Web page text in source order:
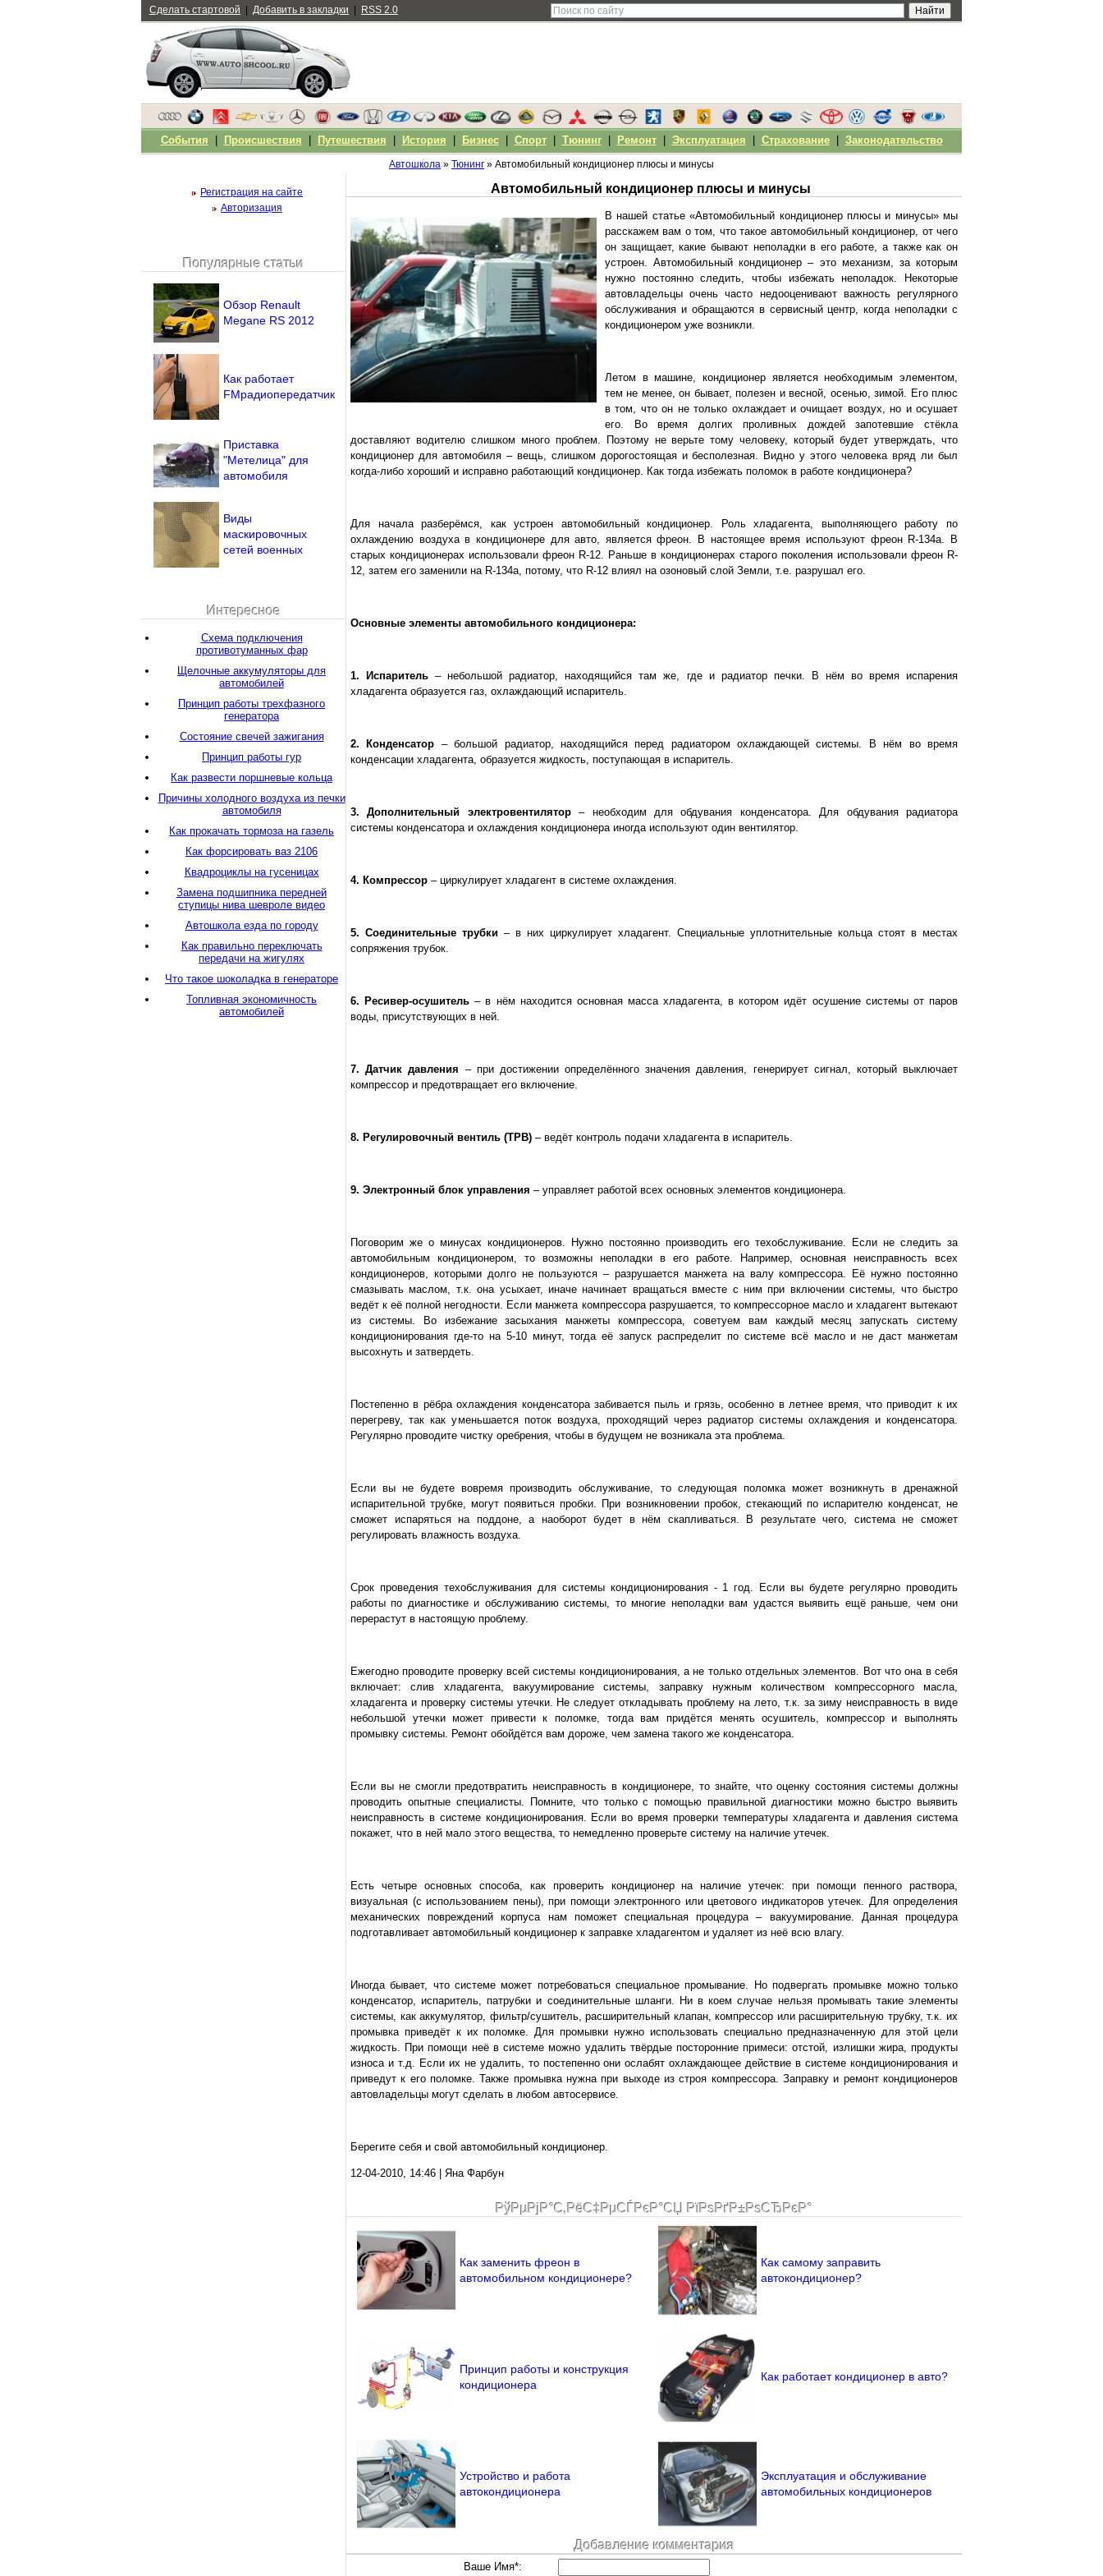
Автошкола » Тюнинг » Автомобильный кондиционер плюсы и минусы
Автомобильный кондиционер плюсы и минусы
В нашей статье «Автомобильный кондиционер плюсы и минусы» мы
расскажем вам о том, что такое автомобильный кондиционер, от чего
он защищает, какие бывают неполадки в его работе, а также как он
устроен. Автомобильный кондиционер – это механизм, за которым
нужно постоянно следить, чтобы избежать неполадок. Некоторые
автовладельцы очень часто недооценивают важность регулярного
обслуживания и обращаются в сервисный центр, когда неполадки с
кондиционером уже возникли.
Летом в машине, кондиционер является необходимым элементом,
тем не менее, он бывает, полезен и весной, осенью, зимой. Его плюс
в том, что он не только охлаждает и очищает воздух, но и осушает
его. Во время долгих проливных дождей запотевшие стёкла
доставляют водителю слишком много проблем. Поэтому не верьте тому человеку, который будет утверждать, что
кондиционер для автомобиля – вещь, слишком дорогостоящая и бесполезная. Видно у этого человека вряд ли был
когда-либо хороший и исправно работающий кондиционер. Как тогда избежать поломок в работе кондиционера?
Для начала разберёмся, как устроен автомобильный кондиционер. Роль хладагента, выполняющего работу по
охлаждению воздуха в кондиционере для авто, является фреон. В настоящее время используют фреон R-134a. В
старых кондиционерах использовали фреон R-12. Раньше в кондиционерах старого поколения использовали фреон R-
12, затем его заменили на R-134a, потому, что R-12 влиял на озоновый слой Земли, т.е. разрушал его.
Основные элементы автомобильного кондиционера:
1. Испаритель – небольшой радиатор, находящийся там же, где и радиатор печки. В нём во время испарения
хладагента образуется газ, охлаждающий испаритель.
2. Конденсатор – большой радиатор, находящийся перед радиатором охлаждающей системы. В нём во время
конденсации хладагента, образуется жидкость, поступающая в испаритель.
3. Дополнительный электровентилятор– необходим для обдувания конденсатора. Для обдувания радиатора
системы конденсатора и охлаждения кондиционера иногда используют один вентилятор.
4. Компрессор – циркулирует хладагент в системе охлаждения.
5. Соединительные трубки – в них циркулирует хладагент. Специальные уплотнительные кольца стоят в местах
сопряжения трубок.
6. Ресивер-осушитель – в нём находится основная масса хладагента, в котором идёт осушение системы от паров
воды, присутствующих в ней.
7.Датчик давления – при достижении определённого значения давления, генерирует сигнал, который выключает
компрессор и предотвращает его включение.
8. Регулировочный вентиль (ТРВ) – ведёт контроль подачи хладагента в испаритель.
9. Электронный блок управления – управляет работой всех основных элементов кондиционера.
Поговорим же о минусах кондиционеров. Нужно постоянно производить его техобслуживание. Если не следить за
автомобильным кондиционером, то возможны неполадки в его работе. Например, основная неисправность всех
кондиционеров, которыми долго не пользуются – разрушается манжета на валу компрессора. Её нужно постоянно
смазывать маслом, т.к. она усыхает, иначе начинает вращаться вместе с ним при включении системы, что быстро
ведёт к её полной негодности. Если манжета компрессора разрушается, то компрессорное масло и хладагент вытекают
из системы. Во избежание засыхания манжеты компрессора, советуем вам каждый месяц запускать систему
кондиционирования где-то на 5-10 минут, тогда её запуск распределит по системе всё масло и не даст манжетам
высохнуть и затвердеть.
Постепенно в рёбра охлаждения конденсатора забивается пыль и грязь, особенно в летнее время, что приводит к их
перегреву, так как уменьшается поток воздуха, проходящий через радиатор системы охлаждения и конденсатора.
Регулярно проводите чистку оребрения, чтобы в будущем не возникала эта проблема.
Если вы не будете вовремя производить обслуживание, то следующая поломка может возникнуть в дренажной
испарительной трубке, могут появиться пробки. При возникновении пробок, стекающий по испарителю конденсат, не
сможет испаряться на поддоне, а наоборот будет в нём скапливаться. В результате чего, система не сможет
регулировать влажность воздуха.
Срок проведения техобслуживания для системы кондиционирования - 1 год. Если вы будете регулярно проводить
работы по диагностике и обслуживанию системы, то многие неполадки вам удастся выявить ещё раньше, чем они
перерастут в настоящую проблему.
Ежегодно проводите проверку всей системы кондиционирования, а не только отдельных элементов. Вот что она в себя
включает: слив хладагента, вакуумирование системы, заправку нужным количеством компрессорного масла,
хладагента и проверку системы утечки. Не следует откладывать проблему на лето, т.к. за зиму неисправность в виде
небольшой утечки может привести к поломке, тогда вам придётся менять осушитель, компрессор и выполнять
промывку системы. Ремонт обойдётся вам дороже, чем замена такого же конденсатора.
Если вы не смогли предотвратить неисправность в кондиционере, то знайте, что оценку состояния системы должны
проводить опытные специалисты. Помните, что только с помощью правильной диагностики можно быстро выявить
неисправность в системе кондиционирования. Если во время проверки температуры хладагента и давления система
покажет, что в ней мало этого вещества, то немедленно проверьте систему на наличие утечек.
Есть четыре основных способа, как проверить кондиционер на наличие утечек: при помощи пенного раствора,
визуальная (с использованием пены), при помощи электронного или цветового индикаторов утечек. Для определения
механических повреждений корпуса нам поможет специальная процедура – вакуумирование. Данная процедура
подготавливает автомобильный кондиционер к заправке хладагентом и удаляет из неё всю влагу.
Иногда бывает, что системе может потребоваться специальное промывание. Но подвергать промывке можно только
конденсатор, испаритель, патрубки и соединительные шланги. Ни в коем случае нельзя промывать такие элементы
системы, как аккумулятор, фильтр/сушитель, расширительный клапан, компрессор или расширительную трубку, т.к. их
промывка приведёт к их поломке. Для промывки нужно использовать специально предназначенную для этой цели
жидкость. При помощи неё в системе можно удалить твёрдые посторонние примеси: отстой, излишки жира, продукты
износа и т.д. Если их не удалить, то постепенно они ослабят охлаждающее действие в системе кондиционирования и
приведут к его поломке. Также промывка нужна при выходе из строя компрессора. Заправку и ремонт кондиционеров
автовладельцы могут сделать в любом автосервисе.
Берегите себя и свой автомобильный кондиционер.
12-04-2010, 14:46 | Яна Фарбун
РўРµРјР°С‚РёС‡РµСЃРєР°СЏ РїРѕРґР±РѕСЂРєР°
Как заменить фреон в
автомобильном кондиционере?
Как самому заправить
автокондиционер?
Принцип работы и конструкция
кондиционера
Как работает кондиционер в авто?
Устройство и работа
автокондиционера
Эксплуатация и обслуживание
автомобильных кондиционеров
Добавление комментария
Ваше Имя*:
Регистрация на сайте
Авторизация
Напомнить пароль?
Популярные статьи
Обзор Renault
Megane RS 2012
Как работает
FMрадиопередатчик
Приставка
"Метелица" для
автомобиля
Виды
маскировочных
сетей военных
Интересное
Схема подключения
противотуманных фар
Щелочные аккумуляторы для
автомобилей
Принцип работы трехфазного
генератора
Состояние свечей зажигания
Принцип работы гур
Как развести поршневые кольца
Причины холодного воздуха из печки
автомобиля
Как прокачать тормоза на газель
Как форсировать ваз 2106
Квадроциклы на гусеницах
Замена подшипника передней
ступицы нива шевроле видео
Автошкола езда по городу
Как правильно переключать
передачи на жигулях
Что такое шоколадка в генераторе
Топливная экономичность
автомобилей
Сделать стартовой Добавить в закладки RSS 2.0
События Происшествия Путешествия История Бизнес| Спорт| Тюнинг| Ремонт| Эксплуатация Страхование| Законодательство